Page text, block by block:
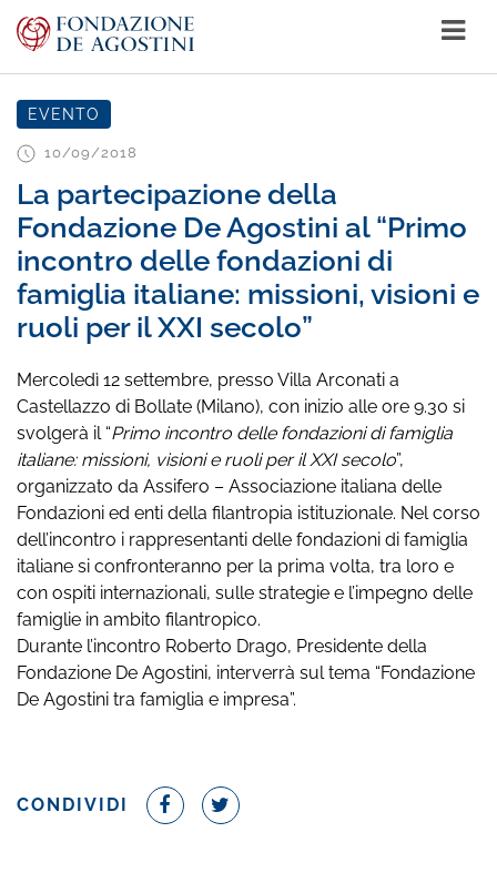
EVENTO
10/09/2018
La partecipazione della
Fondazione De Agostini al “Primo
incontro delle fondazioni di
famiglia italiane: missioni, visioni e
ruoli per il XXI secolo”
Mercoledì 12 settembre, presso Villa Arconati a
Castellazzo di Bollate (Milano), con inizio alle ore 9.30 si
svolgerà il “Primo incontro delle fondazioni di famiglia
italiane: missioni, visioni e ruoli per il XXI secolo”,
organizzato da Assifero – Associazione italiana delle
Fondazioni ed enti della filantropia istituzionale. Nel corso
dell’incontro i rappresentanti delle fondazioni di famiglia
italiane si confronteranno per la prima volta, tra loro e
con ospiti internazionali, sulle strategie e l’impegno delle
famiglie in ambito filantropico.
Durante l’incontro Roberto Drago, Presidente della
Fondazione De Agostini, interverrà sul tema “Fondazione
De Agostini tra famiglia e impresa”.
CONDIVIDI